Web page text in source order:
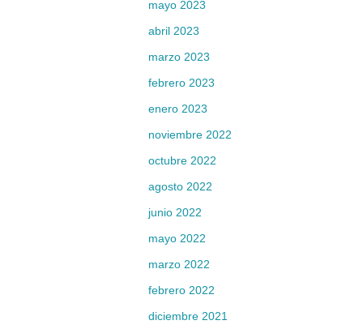
mayo 2023
abril 2023
marzo 2023
febrero 2023
enero 2023
noviembre 2022
octubre 2022
agosto 2022
junio 2022
mayo 2022
marzo 2022
febrero 2022
diciembre 2021